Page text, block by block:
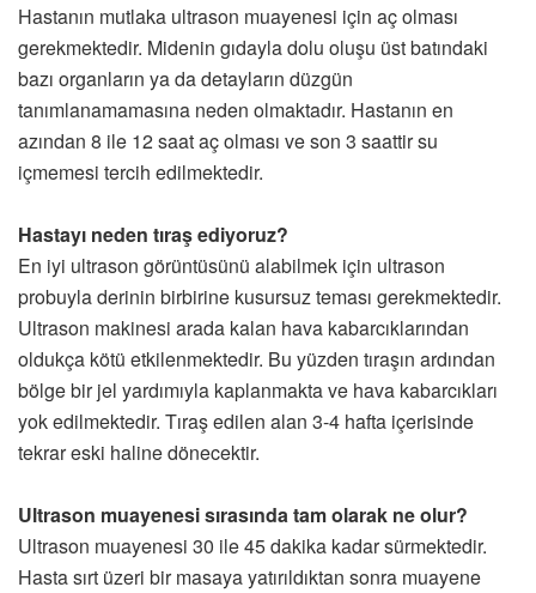
Hastanın mutlaka ultrason muayenesi için aç olması
gerekmektedir. Midenin gıdayla dolu oluşu üst batındaki
bazı organların ya da detayların düzgün
tanımlanamamasına neden olmaktadır. Hastanın en
azından 8 ile 12 saat aç olması ve son 3 saattir su
içmemesi tercih edilmektedir.
Hastayı neden tıraş ediyoruz?
En iyi ultrason görüntüsünü alabilmek için ultrason
probuyla derinin birbirine kusursuz teması gerekmektedir.
Ultrason makinesi arada kalan hava kabarcıklarından
oldukça kötü etkilenmektedir. Bu yüzden tıraşın ardından
bölge bir jel yardımıyla kaplanmakta ve hava kabarcıkları
yok edilmektedir. Tıraş edilen alan 3-4 hafta içerisinde
tekrar eski haline dönecektir.
Ultrason muayenesi sırasında tam olarak ne olur?
Ultrason muayenesi 30 ile 45 dakika kadar sürmektedir.
Hasta sırt üzeri bir masaya yatırıldıktan sonra muayene